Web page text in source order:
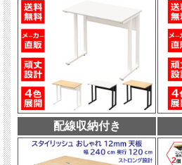
配線収納付き